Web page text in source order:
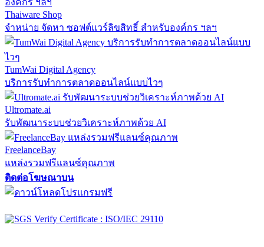
Thaiware Shop
จำหน่าย จัดหา ซอฟต์แวร์ลิขสิทธิ์ สำหรับองค์กร ฯลฯ
TumWai Digital Agency
บริการรับทำการตลาดออนไลน์แบบไวๆ
Ultromate.ai
รับพัฒนาระบบช่วยวิเคราะห์ภาพด้วย AI
FreelanceBay
แหล่งรวมฟรีแลนซ์คุณภาพ
ติดต่อโฆษณาบน